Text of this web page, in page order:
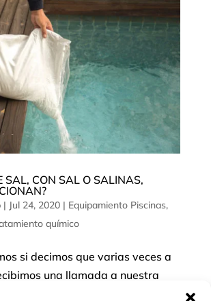
SAL, CON SAL O SALINAS,
| Jul 24, 2020| Equipamiento Piscinas,
químico
si decimos que varias veces a
una llamada a nuestra